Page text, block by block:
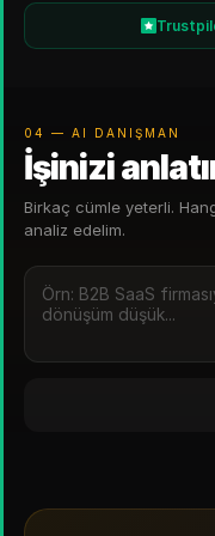
04 — AI DANIŞMAN
İşinizi
Birkaç cümle yeterli.
analiz edelim.